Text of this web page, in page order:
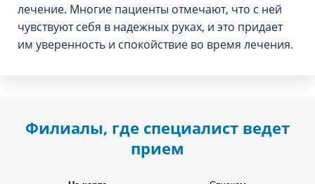
лечение. Многие пациенты отмечают, что с ней
чувствуют себя в надежных руках, и это придает
им уверенность и спокойствие во время лечения.
Филиалы, где специалист ведет
прием